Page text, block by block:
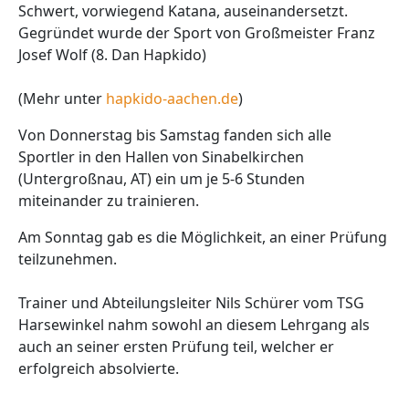
Schwert, vorwiegend Katana, auseinandersetzt.
Gegründet wurde der Sport von Großmeister Franz
Josef Wolf (8. Dan Hapkido)
(Mehr unter hapkido-aachen.de)
Von Donnerstag bis Samstag fanden sich alle
Sportler in den Hallen von Sinabelkirchen
(Untergroßnau, AT) ein um je 5-6 Stunden
miteinander zu trainieren.
Am Sonntag gab es die Möglichkeit, an einer Prüfung
teilzunehmen.
Trainer und Abteilungsleiter Nils Schürer vom TSG
Harsewinkel nahm sowohl an diesem Lehrgang als
auch an seiner ersten Prüfung teil, welcher er
erfolgreich absolvierte.